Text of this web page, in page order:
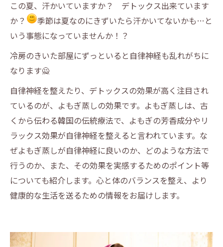
この夏、汗かいていますか？ デトックス出来ています
か？
季節は夏なのにきずいたら汗かいてないかも…と
いう事態になっていませんか！？
冷房のきいた部屋にずっといると自律神経も乱れがちに
なります🙅
自律神経を整えたり、デトックスの効果が高く注目され
ているのが、よもぎ蒸しの効果です。よもぎ蒸しは、古
くから伝わる韓国の伝統療法で、よもぎの芳香成分やリ
ラックス効果が自律神経を整えると言われています。な
ぜよもぎ蒸しが自律神経に良いのか、どのような方法で
行うのか、また、その効果を実感するためのポイント等
についても紹介します。心と体のバランスを整え、より
健康的な生活を送るための情報をお届けします。